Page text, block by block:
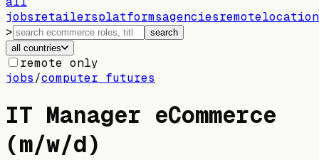
jobsretailersplatformsagenciesremote
>
search
all countries
remote only
jobs/computer futures
IT Manager eCommerce
(m/w/d)